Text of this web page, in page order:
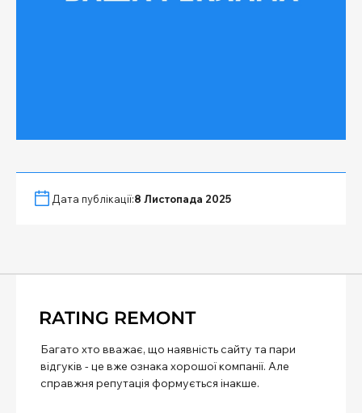
Дата публікації:8 Листопада 2025
Багато хто вважає, що наявність сайту та пари
відгуків - це вже ознака хорошої компанії. Але
справжня репутація формується інакше.